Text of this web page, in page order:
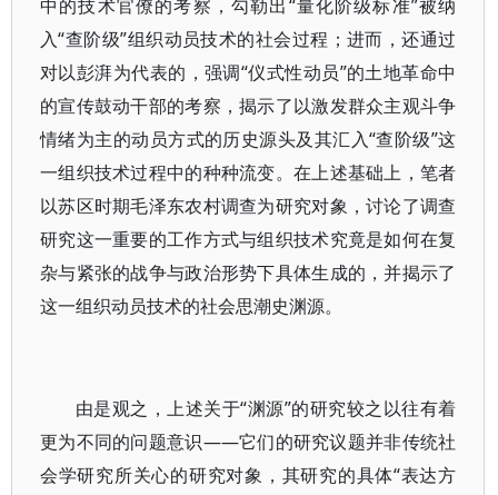
中的技术官僚的考察，勾勒出“量化阶级标准”被纳
入“查阶级”组织动员技术的社会过程；进而，还通过
对以彭湃为代表的，强调“仪式性动员”的土地革命中
的宣传鼓动干部的考察，揭示了以激发群众主观斗争
情绪为主的动员方式的历史源头及其汇入“查阶级”这
一组织技术过程中的种种流变。在上述基础上，笔者
以苏区时期毛泽东农村调查为研究对象，讨论了调查
研究这一重要的工作方式与组织技术究竟是如何在复
杂与紧张的战争与政治形势下具体生成的，并揭示了
这一组织动员技术的社会思潮史渊源。
由是观之，上述关于“渊源”的研究较之以往有着
更为不同的问题意识——它们的研究议题并非传统社
会学研究所关心的研究对象，其研究的具体“表达方